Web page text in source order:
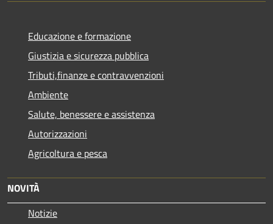
Educazione e formazione
Giustizia e sicurezza pubblica
Tributi,finanze e contravvenzioni
Ambiente
Salute, benessere e assistenza
Autorizzazioni
Agricoltura e pesca
NOVITÀ
Notizie